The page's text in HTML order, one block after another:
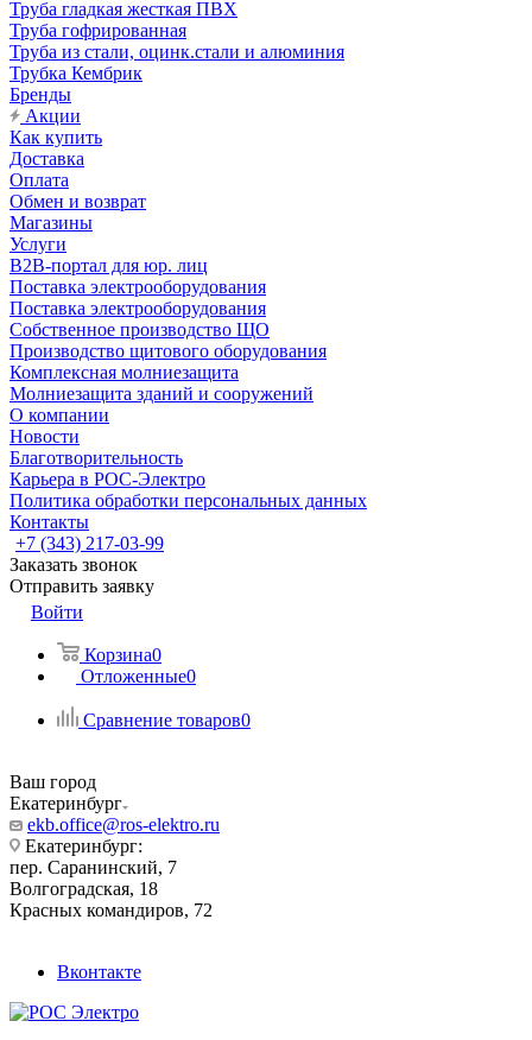
Труба гладкая жесткая ПВХ
Труба гофрированная
Труба из стали, оцинк.стали и алюминия
Трубка Кембрик
Бренды
Акции
Как купить
Доставка
Оплата
Обмен и возврат
Магазины
Услуги
B2B-портал для юр. лиц
Поставка электрооборудования
Поставка электрооборудования
Собственное производство ЩО
Производство щитового оборудования
Комплексная молниезащита
Молниезащита зданий и сооружений
О компании
Новости
Благотворительность
Карьера в РОС-Электро
Политика обработки персональных данных
Контакты
+7 (343) 217-03-99
Заказать звонок
Отправить заявку
Войти
Корзина0
Отложенные0
Сравнение товаров0
Ваш город
Екатеринбург
ekb.office@ros-elektro.ru
Екатеринбург:
пер. Саранинский, 7
Волгоградская, 18
Красных командиров, 72
Вконтакте